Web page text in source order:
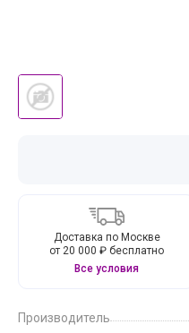
Доставка по Москве
от 20 000 ₽ бесплатно
Все условия
Производитель